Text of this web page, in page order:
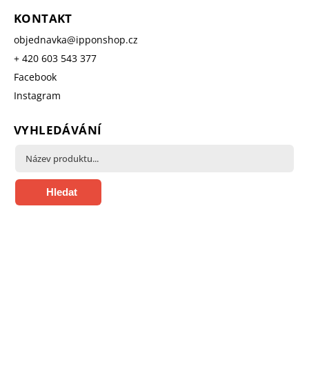
KONTAKT
objednavka@ipponshop.cz
+ 420 603 543 377
Facebook
Instagram
VYHLEDÁVÁNÍ
Hledat